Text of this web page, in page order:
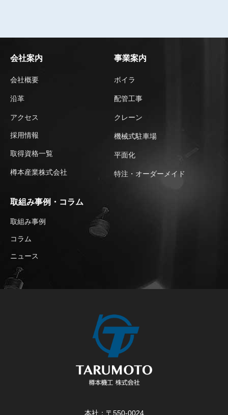
会社案内
会社概要
沿革
アクセス
採用情報
取得資格一覧
樽本産業株式会社
事業案内
ボイラ
配管工事
クレーン
機械式駐車場
平⾯化
特注・オーダーメイド
取組み事例・コラム
取組み事例
コラム
ニュース
本社：〒550-0024